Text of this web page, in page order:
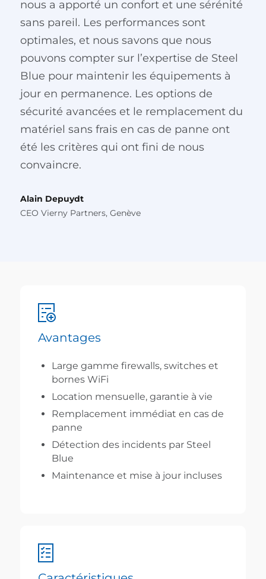
nous a apporté un confort et une sérénité
sans pareil. Les performances sont
optimales, et nous savons que nous
pouvons compter sur l’expertise de Steel
Blue pour maintenir les équipements à
jour en permanence. Les options de
sécurité avancées et le remplacement du
matériel sans frais en cas de panne ont
été les critères qui ont fini de nous
convaincre.
Alain Depuydt
CEO Vierny Partners, Genève
Avantages
Large gamme firewalls, switches et
bornes WiFi
Location mensuelle, garantie à vie
Remplacement immédiat en cas de
panne
Détection des incidents par Steel
Blue
Maintenance et mise à jour incluses